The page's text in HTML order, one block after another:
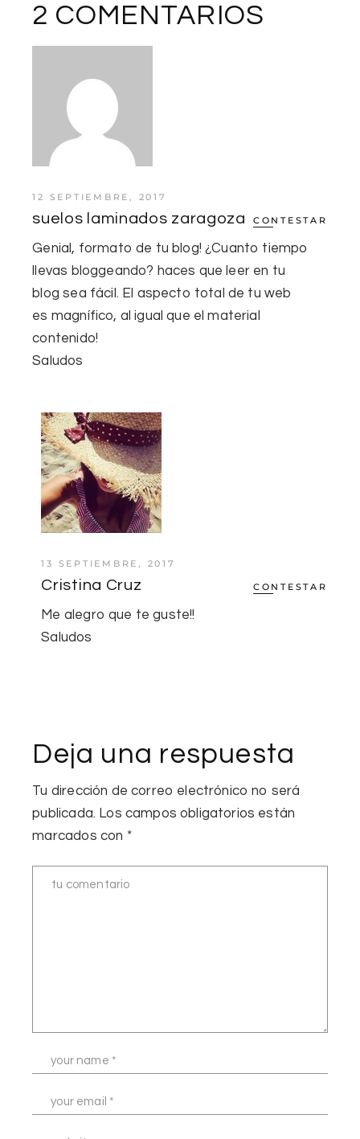
2 COMENTARIOS
12 SEPTIEMBRE, 2017
suelos laminados zaragoza
Genial, formato de tu blog! ¿Cuanto tiempo
llevas bloggeando? haces que leer en tu
blog sea fácil. El aspecto total de tu web
es magnífico, al igual que el material
contenido!
Saludos
CONTESTAR
13 SEPTIEMBRE, 2017
Cristina Cruz
Me alegro que te guste!!
Saludos
CONTESTAR
Deja una respuesta
Tu dirección de correo electrónico no será
publicada. Los campos obligatorios están
marcados con *